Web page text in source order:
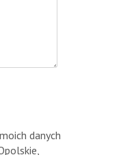
danych